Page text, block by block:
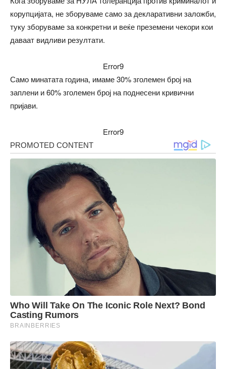
корупцијата, не зборуваме само за декларативни заложби,
туку зборуваме за конкретни и веќе преземени чекори кои
даваат видливи резултати.
Error9
Само минатата година, имаме 30% зголемен број на
заплени и 60% зголемен број на поднесени кривични
пријави.
Error9